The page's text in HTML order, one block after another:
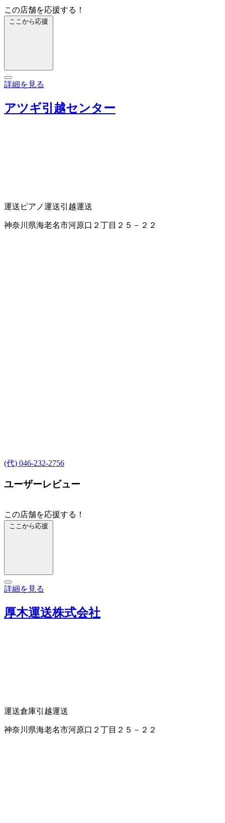
この店舗を応援する！
ここから応援
詳細を見る
アツギ引越センター
運送 ピアノ運送引越運送
神奈川県海老名市河原口２丁目２５－２２
(代) 046-232-2756
ユーザーレビュー
この店舗を応援する！
ここから応援
詳細を見る
厚木運送株式会社
運送倉庫引越運送
神奈川県海老名市河原口２丁目２５－２２